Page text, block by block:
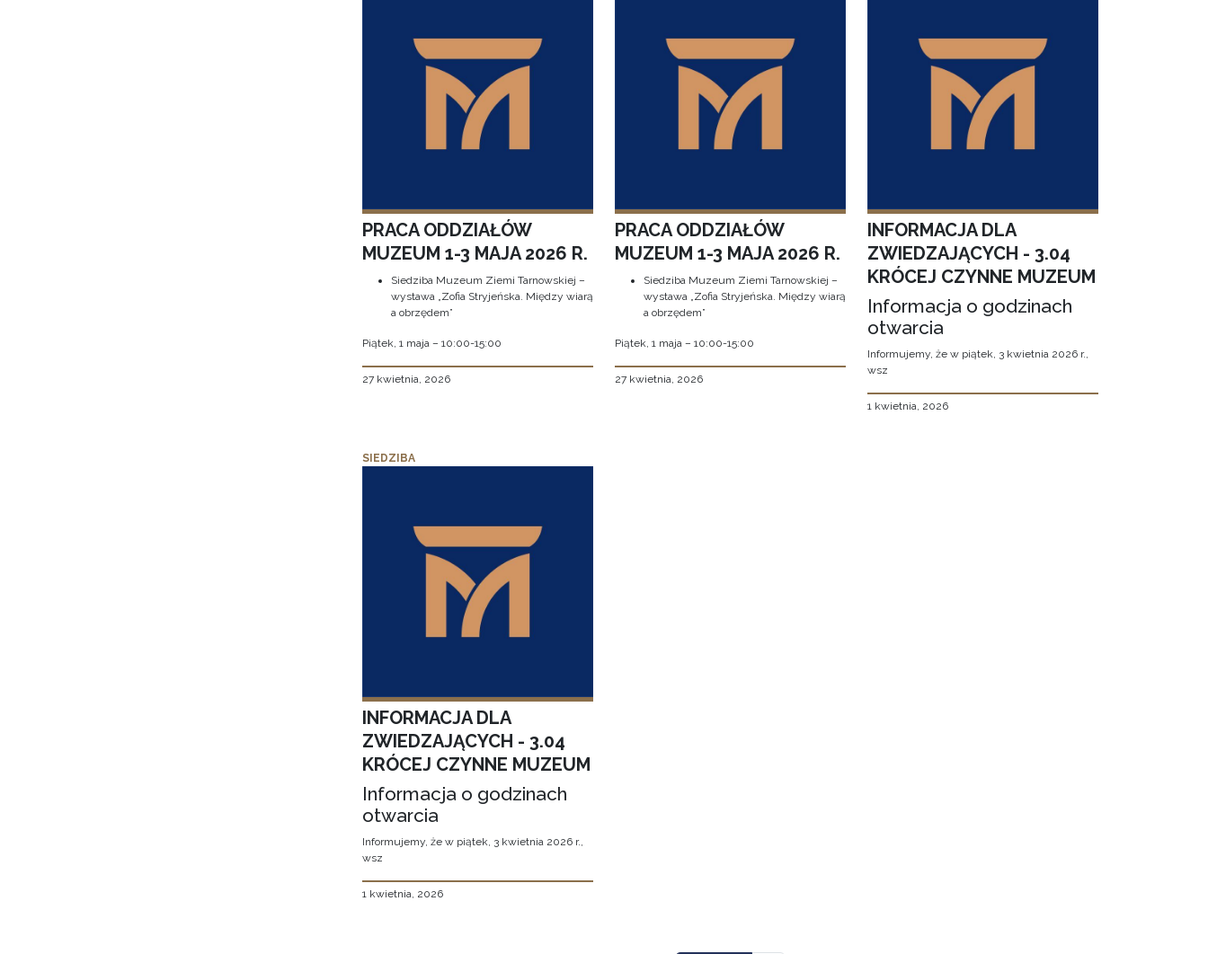
PRACA ODDZIAŁÓW
MUZEUM 1-3 MAJA 2026 R.
Siedziba Muzeum Ziemi Tarnowskiej –
wystawa „Zofia Stryjeńska. Między wiarą
a obrzędem”
Piątek, 1 maja – 10:00-15:00
27 kwietnia, 2026
PRACA ODDZIAŁÓW
MUZEUM 1-3 MAJA 2026 R.
Siedziba Muzeum Ziemi Tarnowskiej –
wystawa „Zofia Stryjeńska. Między wiarą
a obrzędem”
Piątek, 1 maja – 10:00-15:00
27 kwietnia, 2026
INFORMACJA DLA
ZWIEDZAJĄCYCH - 3.04
KRÓCEJ CZYNNE MUZEUM
Informacja o godzinach
otwarcia
Informujemy, że w piątek, 3 kwietnia 2026 r.,
wsz
1 kwietnia, 2026
SIEDZIBA
INFORMACJA DLA
ZWIEDZAJĄCYCH - 3.04
KRÓCEJ CZYNNE MUZEUM
Informacja o godzinach
otwarcia
Informujemy, że w piątek, 3 kwietnia 2026 r.,
wsz
1 kwietnia, 2026